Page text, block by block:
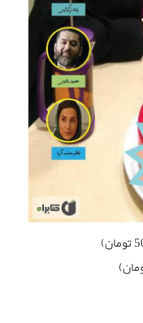
مجله لبخند سبز شماره هفت( قیمت 5000 تومان)